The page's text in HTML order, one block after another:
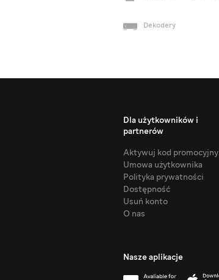
Dekodery
Dla użytkowników i
partnerów
Aktywuj kod promocyjny
Umowa użytkownika
Polityka prywatności
Dostępność
Usuń konto
O nas
Nasze aplikacje